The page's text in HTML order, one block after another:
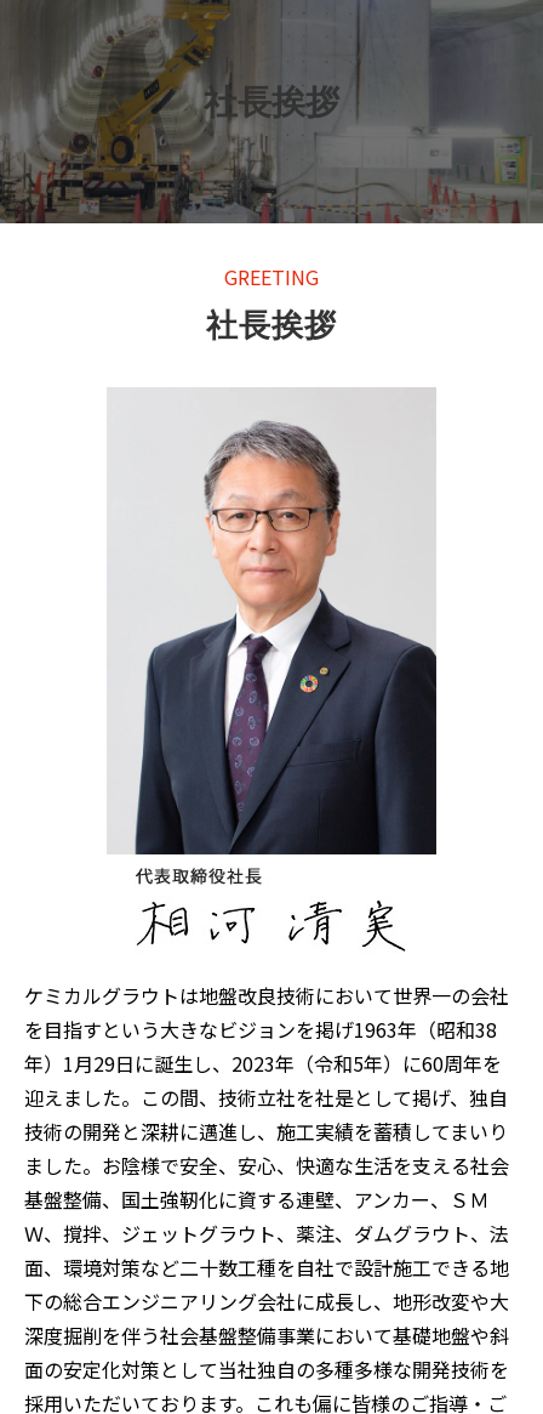
社長挨拶
GREETING
社長挨拶
ケミカルグラウトは地盤改良技術において世界一の会社
を目指すという大きなビジョンを掲げ1963年（昭和38
年）1月29日に誕生し、2023年（令和5年）に60周年を
迎えました。この間、技術立社を社是として掲げ、独自
技術の開発と深耕に邁進し、施工実績を蓄積してまいり
ました。お陰様で安全、安心、快適な生活を支える社会
基盤整備、国土強靭化に資する連壁、アンカー、ＳＭ
Ｗ、撹拌、ジェットグラウト、薬注、ダムグラウト、法
面、環境対策など二十数工種を自社で設計施工できる地
下の総合エンジニアリング会社に成長し、地形改変や大
深度掘削を伴う社会基盤整備事業において基礎地盤や斜
面の安定化対策として当社独自の多種多様な開発技術を
採用いただいております。これも偏に皆様のご指導・ご